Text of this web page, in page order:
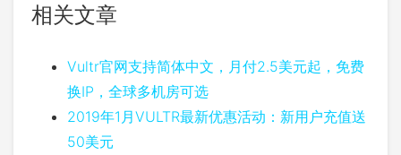
相关文章
Vultr官网支持简体中文，月付2.5美元起，免费
换IP，全球多机房可选
2019年1月VULTR最新优惠活动：新用户充值送
50美元